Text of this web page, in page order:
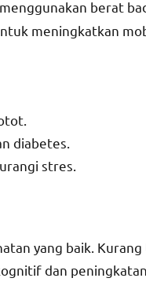
berat
meningkatkan
diabetes.
stres.
yang baik.
dan